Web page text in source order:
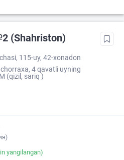
(Shahriston)
115-uy, 42-xonadon
4 qavatli uyning
(qizil, sariq )
yangilangan)